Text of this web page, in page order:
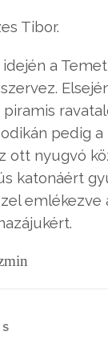
Tibor.
a
pedig a
ott nyugvó
katonáért
emlékezve